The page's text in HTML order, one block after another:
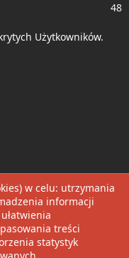
48
Użytkowników.
w celu: utrzymania
informacji
treści
statystyk